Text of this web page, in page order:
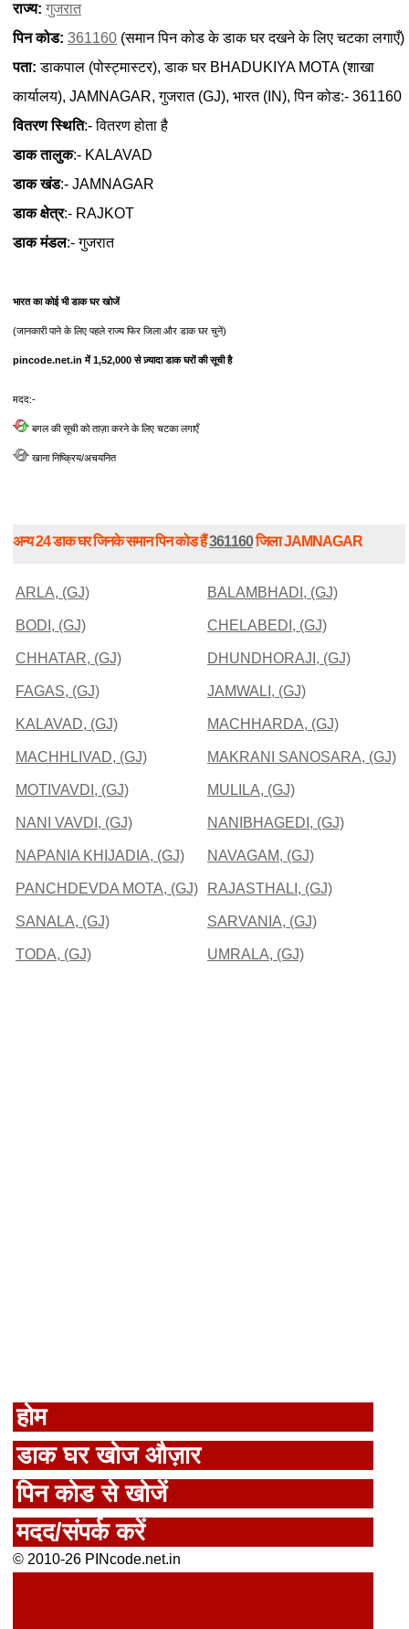
राज्य: गुजरात
पिन कोड: 361160 (समान पिन कोड के डाक घर दखने के लिए चटका लगाएँ)
पता: डाकपाल (पोस्ट्मास्टर), डाक घर BHADUKIYA MOTA (शाखा
कार्यालय), JAMNAGAR, गुजरात (GJ), भारत (IN), पिन कोड:- 361160
वितरण स्थिति:- वितरण होता है
डाक तालुक:- KALAVAD
डाक खंड:- JAMNAGAR
डाक क्षेत्र:- RAJKOT
डाक मंडल:- गुजरात
भारत का कोई भी डाक घर खोजें
(जानकारी पाने के लिए पहले राज्य फिर जिला और डाक घर चुनें)
pincode.net.in में 1,52,000 से ज़्यादा डाक घरों की सूची है
मदद:-
बगल की सूची को ताज़ा करने के लिए चटका लगाएँ
खाना निष्क्रिय/अचयनित
अन्य 24 डाक घर जिनके समान पिन कोड हैं361160जिला JAMNAGAR
ARLA, (GJ) BALAMBHADI, (GJ)
BODI, (GJ) CHELABEDI, (GJ)
CHHATAR, (GJ) DHUNDHORAJI, (GJ)
FAGAS, (GJ) JAMWALI, (GJ)
KALAVAD, (GJ) MACHHARDA, (GJ)
MACHHLIVAD, (GJ) MAKRANI SANOSARA, (GJ)
MOTIVAVDI, (GJ) MULILA, (GJ)
NANI VAVDI, (GJ) NANIBHAGEDI, (GJ)
NAPANIA KHIJADIA, (GJ) NAVAGAM, (GJ)
PANCHDEVDA MOTA, (GJ) RAJASTHALI, (GJ)
SANALA, (GJ) SARVANIA, (GJ)
TODA, (GJ) UMRALA, (GJ)
होम
डाक घर खोज औज़ार
पिन कोड से खोजें
मदद/संपर्क करें
© 2010-26 PINcode.net.in